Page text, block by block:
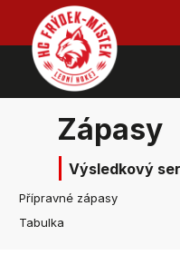
Zápasy
Výsledkový
Přípravné zápasy
Tabulka